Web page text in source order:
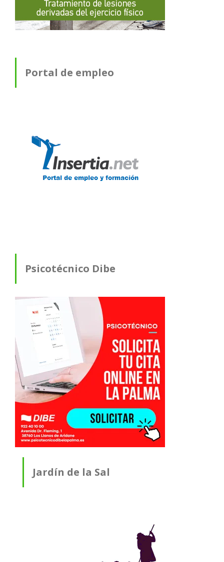
Portal de empleo
Psicotécnico Dibe
Jardín de la Sal